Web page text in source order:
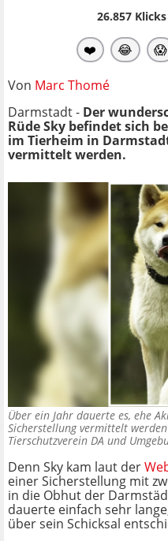
26.857Klicks
❤️ 😂 😱
Von Marc Thomé
Darmstadt - Der
Rüde Sky befindet sich
im Tierheim in
vermittelt werden.
Über ein Jahr dauerte es, ehe
Sicherstellung vermittelt
Tierschutzverein DA und
Denn Sky kam laut der
einer Sicherstellung mit
in die Obhut der
dauerte einfach sehr
über sein Schicksal